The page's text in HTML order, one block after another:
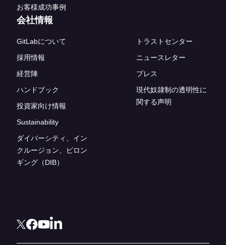
お客様成功事例
会社情報
GitLabについて
採用情報
経営陣
ハンドブック
投資家向け情報
Sustainability
ダイバーシティ、イン
クルージョン、ビロン
ギング（DIB）
トラストセンター
ニュースレター
プレス
現代奴隷制の透明性に
関する声明